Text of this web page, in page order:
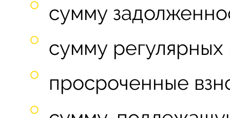
сумму
сумму регулярных
просроченные